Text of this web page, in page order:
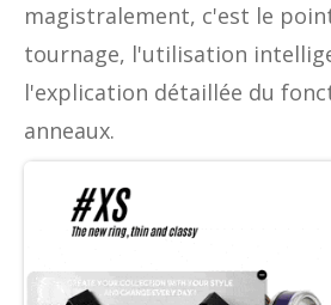
magistralement, c'est le
tournage, l'utilisation
l'explication détaillée du
anneaux.